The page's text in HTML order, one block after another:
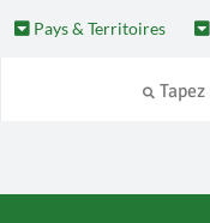
Pays & Territoires